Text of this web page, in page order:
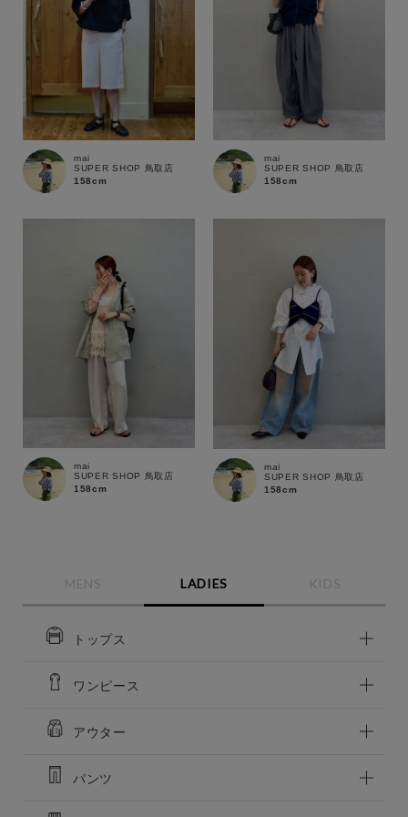
この条件で絞り込む
mai
SUPER SHOP 鳥取店
158cm
mai
SUPER SHOP 鳥取店
158cm
mai
SUPER SHOP 鳥取店
158cm
mai
SUPER SHOP 鳥取店
158cm
MENS LADIES KIDS
トップス
ワンピース
アウター
パンツ